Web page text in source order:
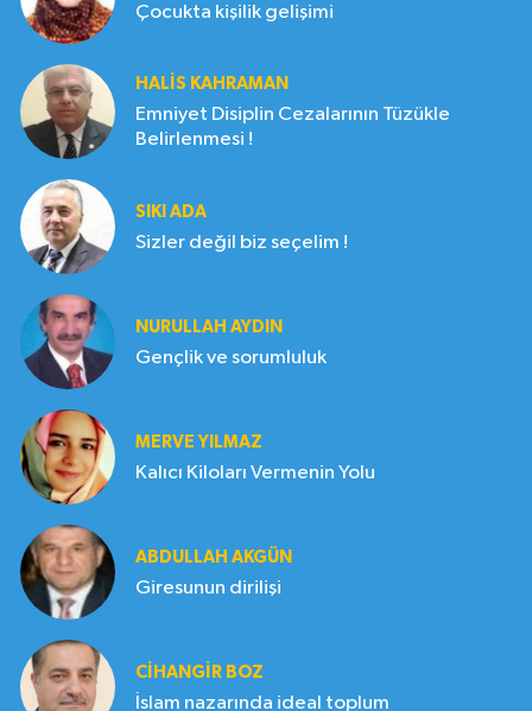
Çocukta kişilik gelişimi
HALIS KAHRAMAN
Emniyet Disiplin Cezalarının Tüzükle
Belirlenmesi !
SIKI ADA
Sizler değil biz seçelim !
NURULLAH AYDIN
Gençlik ve sorumluluk
MERVE YILMAZ
Kalıcı Kiloları Vermenin Yolu
ABDULLAH AKGÜN
Giresunun dirilişi
CIHANGIR BOZ
İslam nazarında ideal toplum